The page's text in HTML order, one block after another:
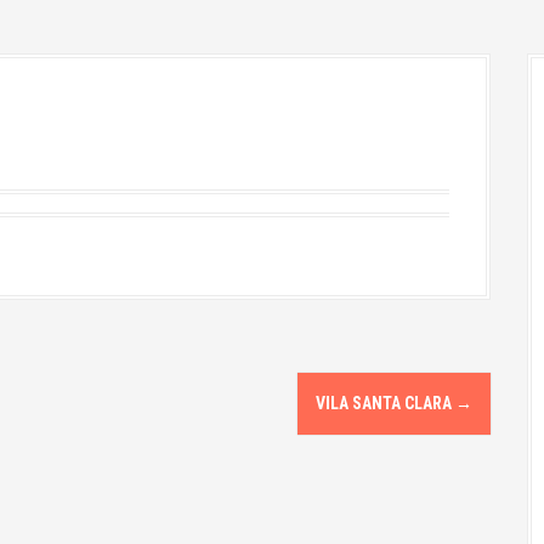
VILA SANTA CLARA →